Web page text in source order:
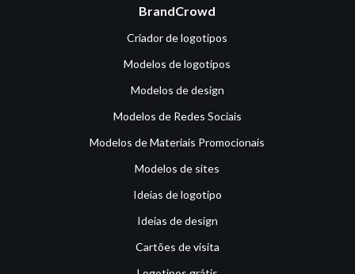
BrandCrowd
Criador de logotipos
Modelos de logotipos
Modelos de design
Modelos de Redes Sociais
Modelos de Materiais Promocionais
Modelos de sites
Ideias de logotipo
Ideias de design
Cartões de visita